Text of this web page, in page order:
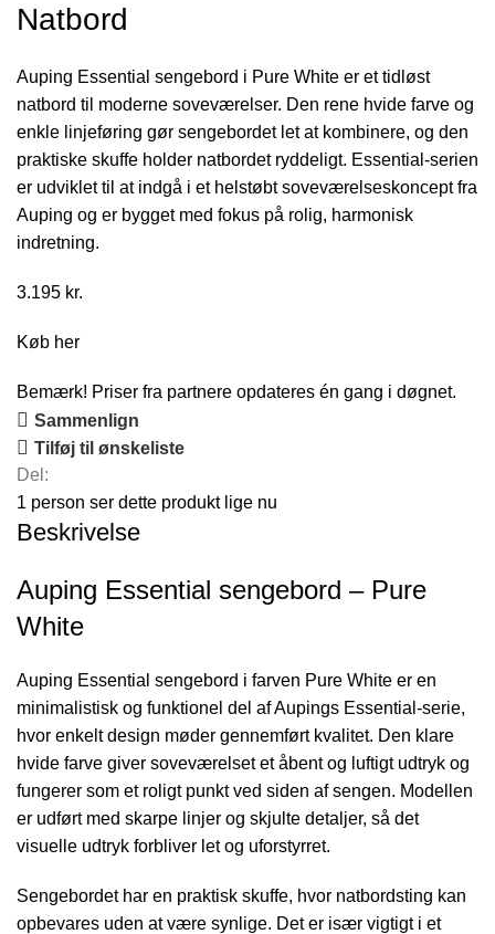
Natbord
Auping Essential sengebord i Pure White er et tidløst
natbord til moderne soveværelser. Den rene hvide farve og
enkle linjeføring gør sengebordet let at kombinere, og den
praktiske skuffe holder natbordet ryddeligt. Essential-serien
er udviklet til at indgå i et helstøbt soveværelseskoncept fra
Auping og er bygget med fokus på rolig, harmonisk
indretning.
3.195 kr.
Køb her
Bemærk! Priser fra partnere opdateres én gang i døgnet.
Sammenlign
Tilføj til ønskeliste
Del:
1 person ser dette produkt lige nu
Beskrivelse
Auping Essential sengebord – Pure
White
Auping Essential sengebord i farven Pure White er en
minimalistisk og funktionel del af Aupings Essential-serie,
hvor enkelt design møder gennemført kvalitet. Den klare
hvide farve giver soveværelset et åbent og luftigt udtryk og
fungerer som et roligt punkt ved siden af sengen. Modellen
er udført med skarpe linjer og skjulte detaljer, så det
visuelle udtryk forbliver let og uforstyrret.
Sengebordet har en praktisk skuffe, hvor natbordsting kan
opbevares uden at være synlige. Det er især vigtigt i et